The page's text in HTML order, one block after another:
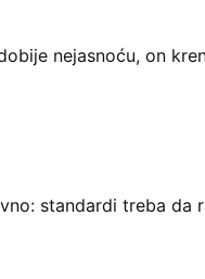
nejasnoću, on
standardi treba da